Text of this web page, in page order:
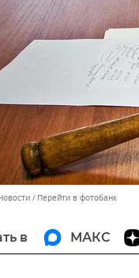
Перейти в фотобанк
в МАКС